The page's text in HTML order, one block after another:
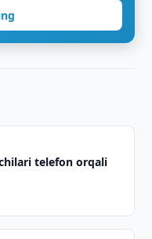
telefon orqali